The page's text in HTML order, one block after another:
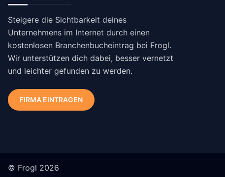
Steigere die Sichtbarkeit deines
Unternehmens im Internet durch einen
kostenlosen Branchenbucheintrag bei Frogl.
Wir unterstützen dich dabei, besser vernetzt
und leichter gefunden zu werden.
FIRMA EINTRAGEN
© Frogl 2026